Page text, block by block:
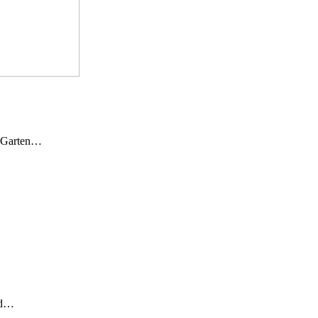
Garten…